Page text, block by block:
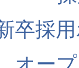
卒採